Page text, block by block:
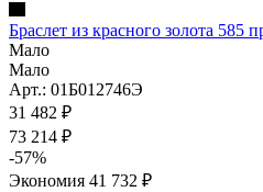
Браслет из красного золота 585
Мало
Мало
Арт.: 01Б012746Э
31 482 ₽
73 214 ₽
-57%
Экономия 41 732 ₽